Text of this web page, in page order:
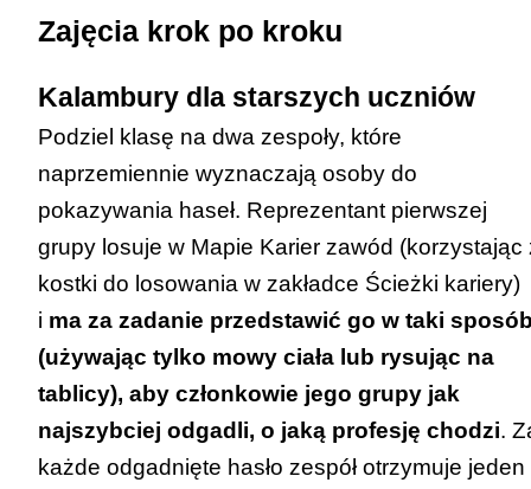
przynajmniej jedno urządzenie z
opcjonalnie: rzutnik/tablica
interaktywna/telewizor z dostępem do
Internetu.
Zajęcia krok po kroku
Kalambury dla starszych uczniów
Podziel klasę na dwa zespoły, które
naprzemiennie wyznaczają osoby do
pokazywania haseł. Reprezentant pierwszej
grupy losuje w Mapie Karier zawód (korzystając
kostki do losowania w zakładce Ścieżki kariery)
i ma za zadanie przedstawić go w taki
(używając tylko mowy ciała lub rysując na
tablicy), aby członkowie jego grupy jak
najszybciej odgadli, o jaką profesję chodzi.
każde odgadnięte hasło zespół otrzymuje jeden